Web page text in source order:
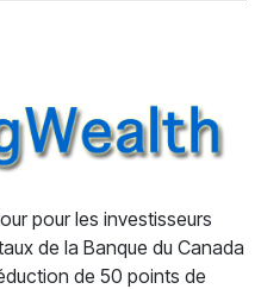
pour les investisseurs
de la Banque du Canada
de 50 points de